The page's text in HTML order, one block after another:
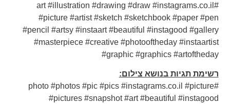
#art #illustration #drawing #draw #instagrams.co.il
#picture #artist #sketch #sketchbook #paper #pen
#pencil #artsy #instaart #beautiful #instagood #gallery
#masterpiece #creative #photooftheday #instaartist
#graphic #graphics #artoftheday
רשימת תגיות בנושא צילום:
#photo #photos #pic #pics #instagrams.co.il #picture
#pictures #snapshot #art #beautiful #instagood